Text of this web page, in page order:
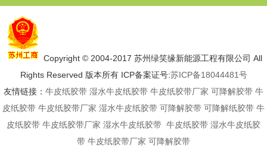
Copyright © 2004-2017 苏州绿笑缘新能源工程有限公司 All
Rights Reserved 版本所有 ICP备案证号:苏ICP备18044481号
友情链接： 牛皮纸胶带 湿水牛皮纸胶带 牛皮纸胶带厂家 可降解胶带 牛
皮纸胶带 牛皮纸胶带厂家 湿水牛皮纸胶带 可降解胶带 可降解纸胶带 牛
皮纸胶带 牛皮纸胶带厂家 湿水牛皮纸胶带 牛皮纸胶带 湿水牛皮纸胶
带 牛皮纸胶带厂家 可降解胶带